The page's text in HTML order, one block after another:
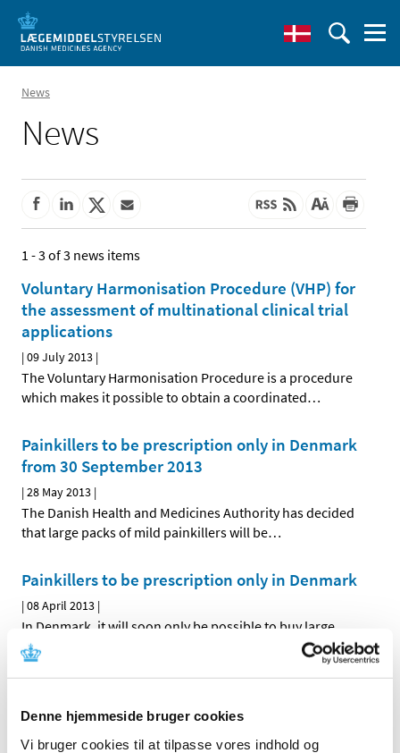
Denne hjemmeside bruger cookies
Vi bruger cookies til at tilpasse vores indhold og
News
News
1 - 3 of 3 news items
Voluntary Harmonisation Procedure (VHP) for
the assessment of multinational clinical trial
applications
|09 July 2013 |
The Voluntary Harmonisation Procedure is a procedure
which makes it possible to obtain a coordinated…
Painkillers to be prescription only in Denmark
from 30 September 2013
|28 May 2013 |
The Danish Health and Medicines Authority has decided
that large packs of mild painkillers will be…
Painkillers to be prescription only in Denmark
|08 April 2013 |
In Denmark, it will soon only be possible to buy large
packs of mild painkillers when prescribed by a doctor.…
All items (464)
TIME